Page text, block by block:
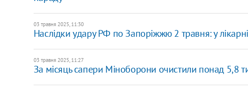
03 травня 2025, 11:30
Наслідки удару РФ по Запоріжжю 2 травня: у
03 травня 2025, 11:27
За місяць сапери Міноборони очистили понад 5,8